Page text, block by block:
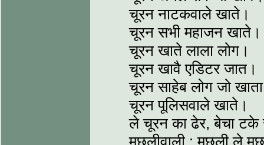
चूरन नाटकवाले खाते।
चूरन सभी महाजन खाते।
चूरन खाते लाला लोग।
चूरन खावै एडिटर जात।
चूरन साहेब लोग जो
चूरन पूलिसवाले खाते।
ले चूरन का ढेर, बेचा
मछलीवाली : मछली ले